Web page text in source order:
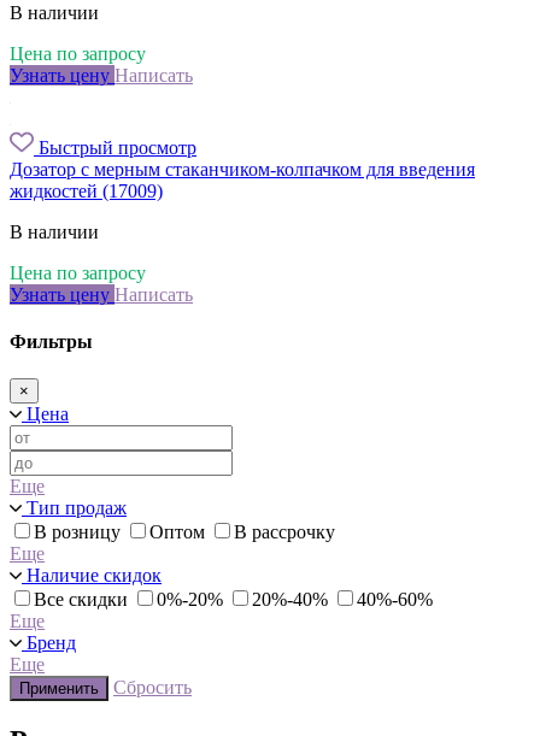
В наличии
Цена по запросу
Узнать цену Написать
Быстрый просмотр
Дозатор с мерным стаканчиком-колпачком для введения
жидкостей (17009)
В наличии
Цена по запросу
Узнать цену Написать
Фильтры
×
Цена
Еще
Тип продаж
В розницу
Оптом
В рассрочку
Еще
Наличие скидок
Все скидки
0%-20% 20%-40%
40%-60%
Еще
Бренд
Еще
Применить Сбросить